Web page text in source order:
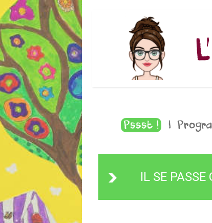
Pssst !|
IL SE PASSE